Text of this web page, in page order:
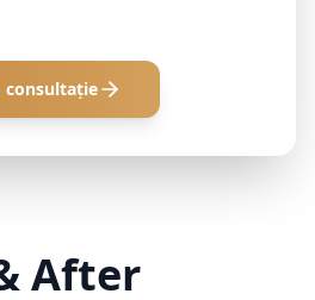
consultație
After